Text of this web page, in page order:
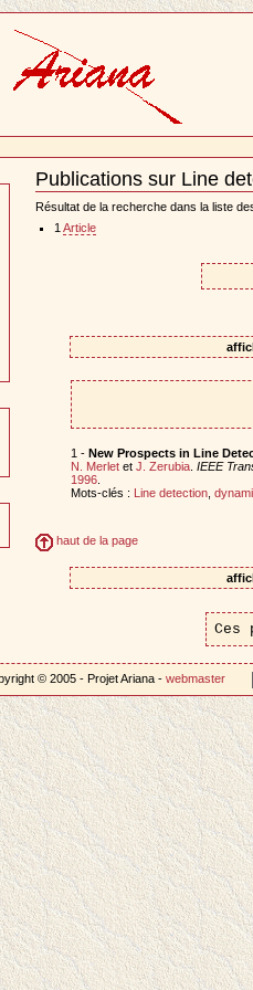
Publications sur Line
Document
Actions
Résultat de la recherche dans la liste
1 Article
1 - New Prospects in Line
N. Merletet J. Zerubia. IEEE
1996.
Mots-clés : Line detection,
haut de la page
Ces
© 2005 - Projet Ariana -webmaster